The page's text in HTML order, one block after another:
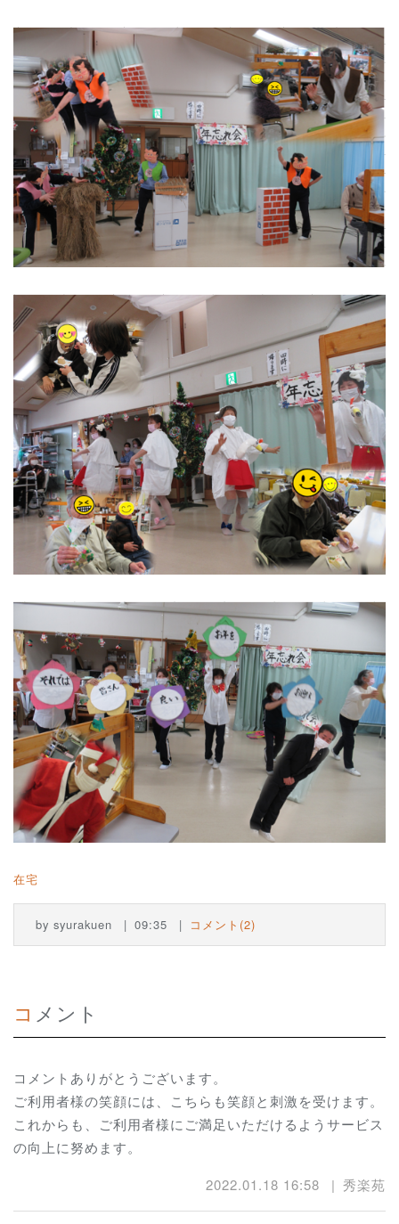
在宅
by syurakuen 09:35 コメント(2)
コメント
コメントありがとうございます。
ご利用者様の笑顔には、こちらも笑顔と刺激を受けます。
これからも、ご利用者様にご満足いただけるようサービス
の向上に努めます。
2022.01.18 16:58
秀楽苑